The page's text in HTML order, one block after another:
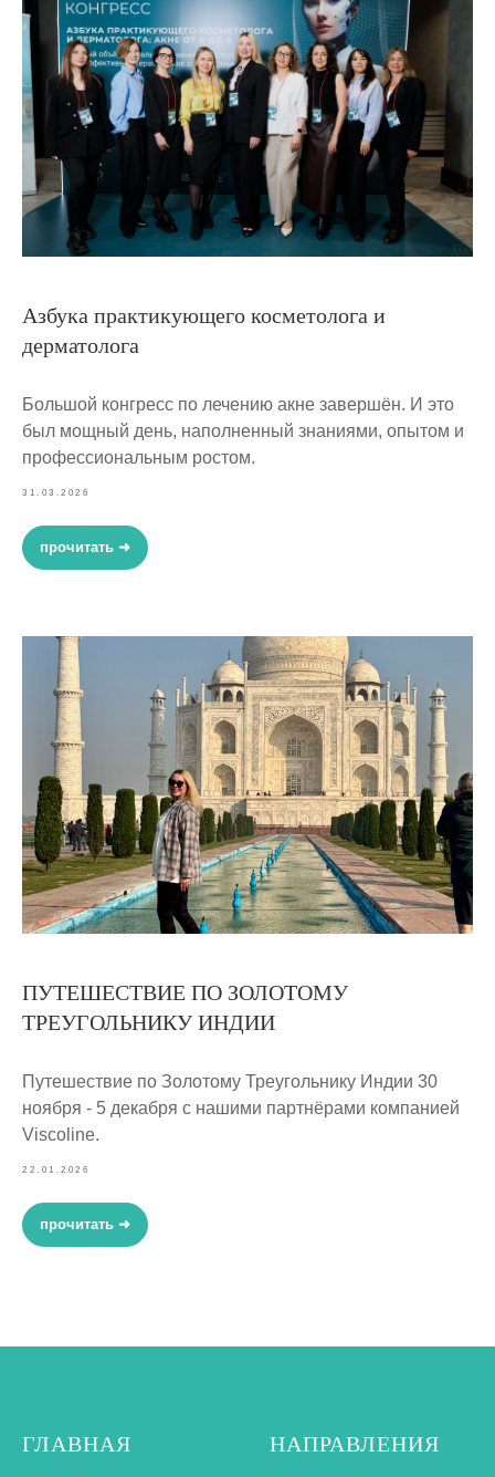
Азбука практикующего косметолога и
дерматолога
Большой конгресс по лечению акне завершён. И это
был мощный день, наполненный знаниями, опытом и
профессиональным ростом.
31.03.2026
прочитать ➜
ПУТЕШЕСТВИЕ ПО ЗОЛОТОМУ
ТРЕУГОЛЬНИКУ ИНДИИ
Путешествие по Золотому Треугольнику Индии 30
ноября - 5 декабря с нашими партнёрами компанией
Viscoline.
22.01.2026
прочитать ➜
ГЛАВНАЯ НАПРАВЛЕНИЯ